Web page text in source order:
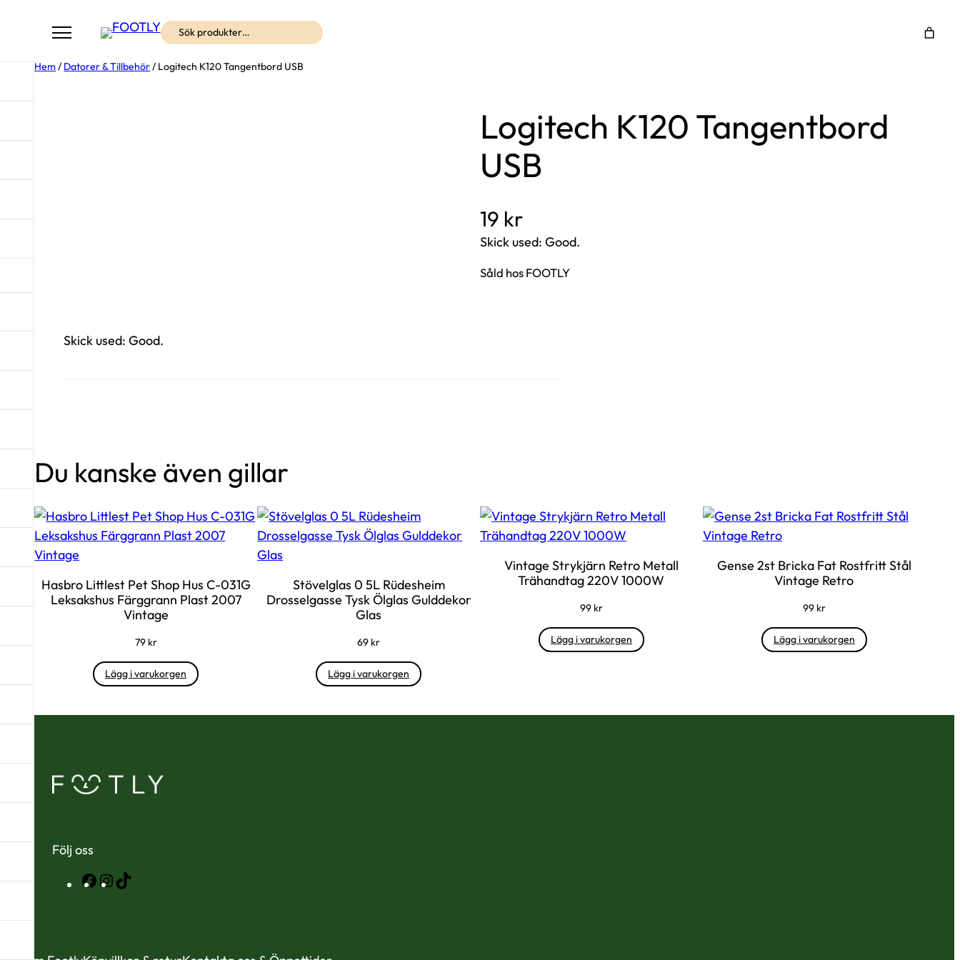
Sök
Hem/ Datorer & Tillbehör/ Logitech K120 Tangentbord USB
Logitech K120 Tangentbord
USB
19 kr
Skick used: Good.
Såld hos FOOTLY
Skick used: Good.
Du kanske även gillar
Hasbro Littlest Pet Shop Hus C-031G
Leksakshus Färggrann Plast 2007
Vintage
79 kr
Lägg i varukorgen
Stövelglas 0 5L Rüdesheim
Drosselgasse Tysk Ölglas Gulddekor
Glas
69 kr
Lägg i varukorgen
Vintage Strykjärn Retro Metall
Trähandtag 220V 1000W
99 kr
Lägg i varukorgen
Gense 2st Bricka Fat Rostfritt Stål
Vintage Retro
99 kr
Lägg i varukorgen
Följ oss
Facebook
Instagram